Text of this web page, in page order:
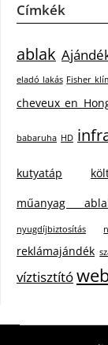
Címkék
ablak
eladó lakás Fisher
cheveux en
babaruha HD
kutyatáp
műanyag
nyugdíjbiztosítás
reklámajándék
víztisztító